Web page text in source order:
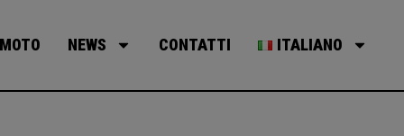
NEWS CONTATTI ITALIANO